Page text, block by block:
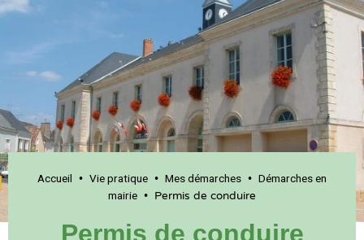
Accueil • Vie pratique • Mes démarches • Démarches en
mairie • Permis de conduire
Permis de conduire